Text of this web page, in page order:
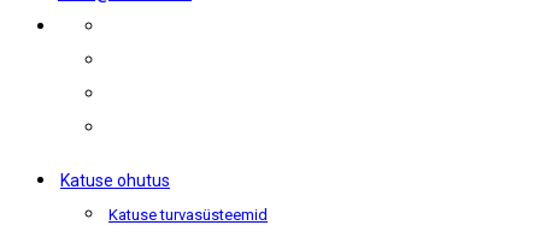
Katuse ohutus
Katuse turvasüsteemid